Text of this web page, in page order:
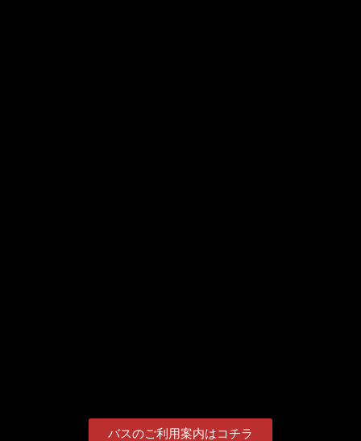
バスのご利用案内はコチラ